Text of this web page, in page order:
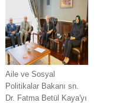
Aile ve Sosyal
Politikalar Bakanı sn.
Dr. Fatma Betül Kaya'yı